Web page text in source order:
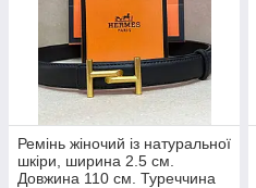
Ремінь жіночий із натуральної
шкіри, ширина 2.5 см.
Довжина 110 см. Туреччина